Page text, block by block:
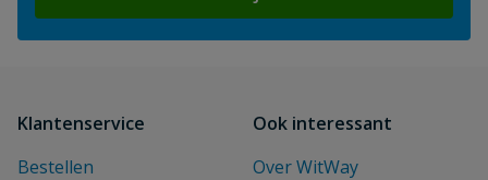
Klantenservice
Bestellen
Ook interessant
Over WitWay